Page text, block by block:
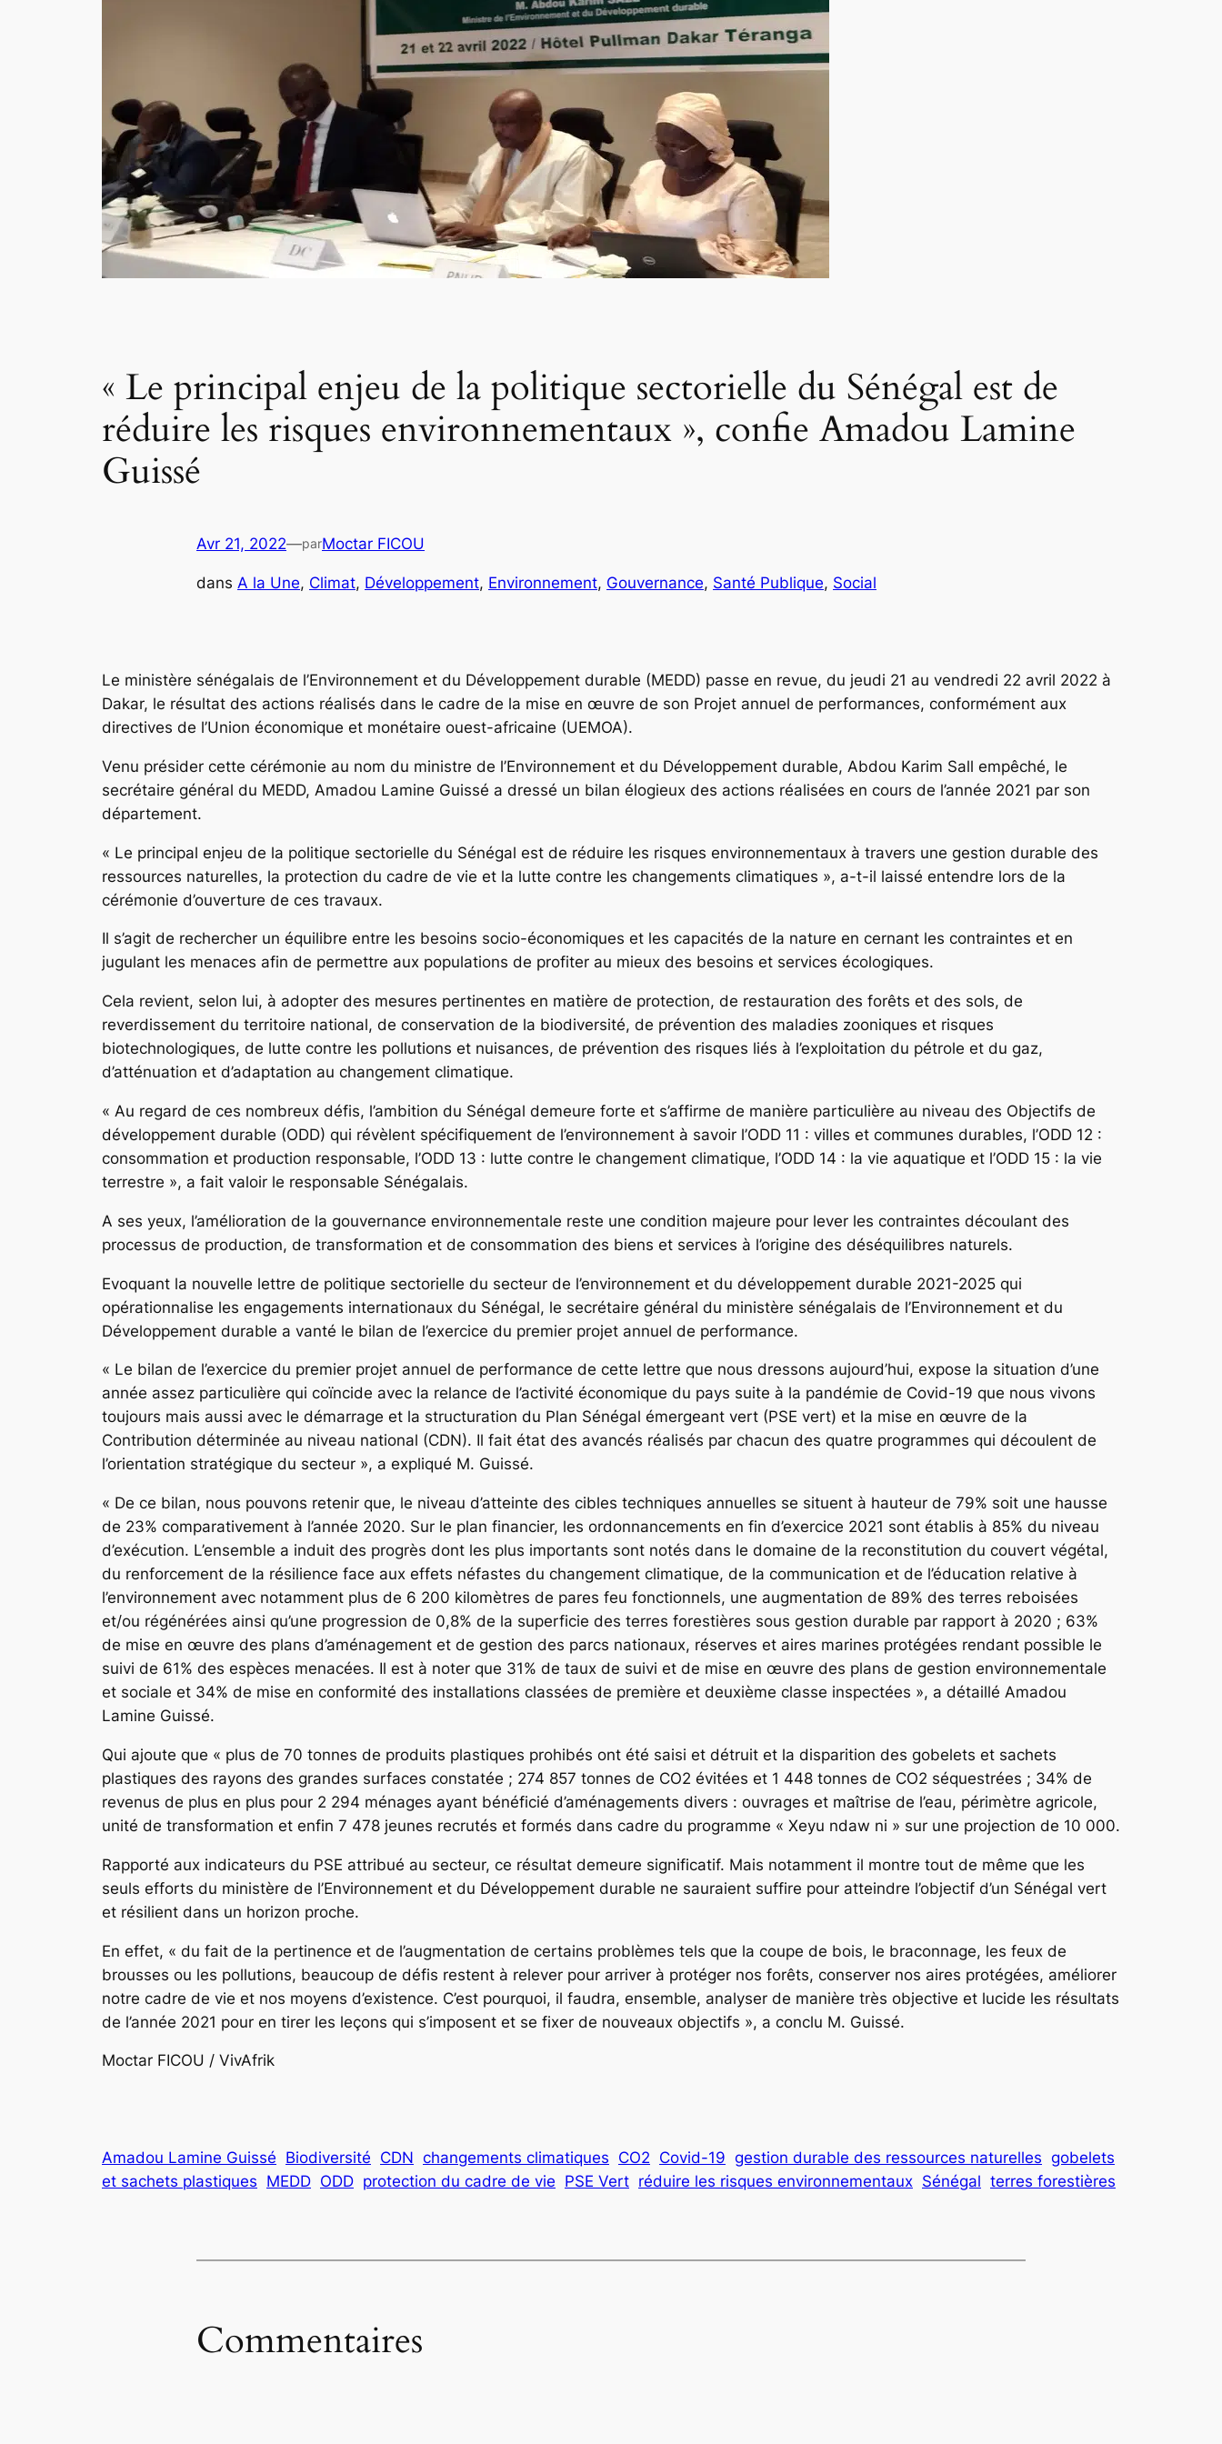
« Le principal enjeu de la politique sectorielle du Sénégal est de
réduire les risques environnementaux », confie Amadou Lamine
Guissé
Avr 21, 2022—parMoctar FICOU
dans A la Une, Climat, Développement, Environnement, Gouvernance, Santé Publique, Social
Le ministère sénégalais de l’Environnement et du Développement durable (MEDD) passe en revue, du jeudi 21 au vendredi 22 avril 2022 à
Dakar, le résultat des actions réalisés dans le cadre de la mise en œuvre de son Projet annuel de performances, conformément aux
directives de l’Union économique et monétaire ouest-africaine (UEMOA).
Venu présider cette cérémonie au nom du ministre de l’Environnement et du Développement durable, Abdou Karim Sall empêché, le
secrétaire général du MEDD, Amadou Lamine Guissé a dressé un bilan élogieux des actions réalisées en cours de l’année 2021 par son
département.
« Le principal enjeu de la politique sectorielle du Sénégal est de réduire les risques environnementaux à travers une gestion durable des
ressources naturelles, la protection du cadre de vie et la lutte contre les changements climatiques », a-t-il laissé entendre lors de la
cérémonie d’ouverture de ces travaux.
Il s’agit de rechercher un équilibre entre les besoins socio-économiques et les capacités de la nature en cernant les contraintes et en
jugulant les menaces afin de permettre aux populations de profiter au mieux des besoins et services écologiques.
Cela revient, selon lui, à adopter des mesures pertinentes en matière de protection, de restauration des forêts et des sols, de
reverdissement du territoire national, de conservation de la biodiversité, de prévention des maladies zooniques et risques
biotechnologiques, de lutte contre les pollutions et nuisances, de prévention des risques liés à l’exploitation du pétrole et du gaz,
d’atténuation et d’adaptation au changement climatique.
« Au regard de ces nombreux défis, l’ambition du Sénégal demeure forte et s’affirme de manière particulière au niveau des Objectifs de
développement durable (ODD) qui révèlent spécifiquement de l’environnement à savoir l’ODD 11 : villes et communes durables, l’ODD 12 :
consommation et production responsable, l’ODD 13 : lutte contre le changement climatique, l’ODD 14 : la vie aquatique et l’ODD 15 : la vie
terrestre », a fait valoir le responsable Sénégalais.
A ses yeux, l’amélioration de la gouvernance environnementale reste une condition majeure pour lever les contraintes découlant des
processus de production, de transformation et de consommation des biens et services à l’origine des déséquilibres naturels.
Evoquant la nouvelle lettre de politique sectorielle du secteur de l’environnement et du développement durable 2021-2025 qui
opérationnalise les engagements internationaux du Sénégal, le secrétaire général du ministère sénégalais de l’Environnement et du
Développement durable a vanté le bilan de l’exercice du premier projet annuel de performance.
« Le bilan de l’exercice du premier projet annuel de performance de cette lettre que nous dressons aujourd’hui, expose la situation d’une
année assez particulière qui coïncide avec la relance de l’activité économique du pays suite à la pandémie de Covid-19 que nous vivons
toujours mais aussi avec le démarrage et la structuration du Plan Sénégal émergeant vert (PSE vert) et la mise en œuvre de la
Contribution déterminée au niveau national (CDN). Il fait état des avancés réalisés par chacun des quatre programmes qui découlent de
l’orientation stratégique du secteur », a expliqué M. Guissé.
« De ce bilan, nous pouvons retenir que, le niveau d’atteinte des cibles techniques annuelles se situent à hauteur de 79% soit une hausse
de 23% comparativement à l’année 2020. Sur le plan financier, les ordonnancements en fin d’exercice 2021 sont établis à 85% du niveau
d’exécution. L’ensemble a induit des progrès dont les plus importants sont notés dans le domaine de la reconstitution du couvert végétal,
du renforcement de la résilience face aux effets néfastes du changement climatique, de la communication et de l’éducation relative à
l’environnement avec notamment plus de 6 200 kilomètres de pares feu fonctionnels, une augmentation de 89% des terres reboisées
et/ou régénérées ainsi qu’une progression de 0,8% de la superficie des terres forestières sous gestion durable par rapport à 2020 ; 63%
de mise en œuvre des plans d’aménagement et de gestion des parcs nationaux, réserves et aires marines protégées rendant possible le
suivi de 61% des espèces menacées. Il est à noter que 31% de taux de suivi et de mise en œuvre des plans de gestion environnementale
et sociale et 34% de mise en conformité des installations classées de première et deuxième classe inspectées », a détaillé Amadou
Lamine Guissé.
Qui ajoute que « plus de 70 tonnes de produits plastiques prohibés ont été saisi et détruit et la disparition des gobelets et sachets
plastiques des rayons des grandes surfaces constatée ; 274 857 tonnes de CO2 évitées et 1 448 tonnes de CO2 séquestrées ; 34% de
revenus de plus en plus pour 2 294 ménages ayant bénéficié d’aménagements divers : ouvrages et maîtrise de l’eau, périmètre agricole,
unité de transformation et enfin 7 478 jeunes recrutés et formés dans cadre du programme « Xeyu ndaw ni » sur une projection de 10 000.
Rapporté aux indicateurs du PSE attribué au secteur, ce résultat demeure significatif. Mais notamment il montre tout de même que les
seuls efforts du ministère de l’Environnement et du Développement durable ne sauraient suffire pour atteindre l’objectif d’un Sénégal vert
et résilient dans un horizon proche.
En effet, « du fait de la pertinence et de l’augmentation de certains problèmes tels que la coupe de bois, le braconnage, les feux de
brousses ou les pollutions, beaucoup de défis restent à relever pour arriver à protéger nos forêts, conserver nos aires protégées, améliorer
notre cadre de vie et nos moyens d’existence. C’est pourquoi, il faudra, ensemble, analyser de manière très objective et lucide les résultats
de l’année 2021 pour en tirer les leçons qui s’imposent et se fixer de nouveaux objectifs », a conclu M. Guissé.
Moctar FICOU / VivAfrik
Amadou Lamine Guissé Biodiversité CDN changements climatiques CO2 Covid-19 gestion durable des ressources naturelles gobelets
et sachets plastiques MEDD ODD protection du cadre de vie PSE Vert réduire les risques environnementaux Sénégal terres forestières
Commentaires